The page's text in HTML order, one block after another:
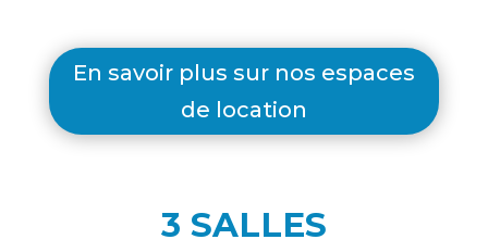
En savoir plus sur nos espaces
de location
3 SALLES